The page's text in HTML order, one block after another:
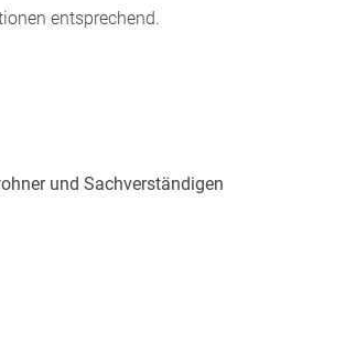
entsprechend.
und Sachverständigen